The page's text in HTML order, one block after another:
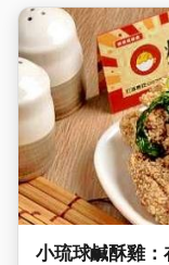
小琉球鹹酥雞